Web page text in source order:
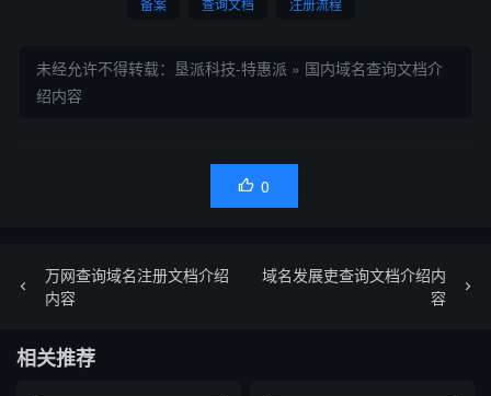
备案 查询文档 注册流程
未经允许不得转载： 垦派科技-特惠派 » 国内域名查询文档介
绍内容
 0
万网查询域名注册文档介绍
内容
域名发展吏查询文档介绍内
容
相关推荐